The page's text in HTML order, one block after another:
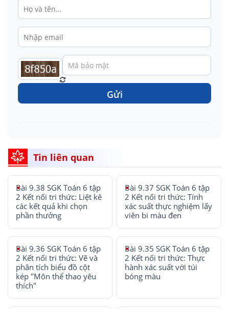
Gửi
Tin liên quan
Bài 9.38 SGK Toán 6 tập
2 Kết nối tri thức: Liệt kê
các kết quả khi chọn
phần thưởng
Bài 9.37 SGK Toán 6 tập
2 Kết nối tri thức: Tính
xác suất thực nghiệm lấy
viên bi màu đen
Bài 9.36 SGK Toán 6 tập
2 Kết nối tri thức: Vẽ và
phân tích biểu đồ cột
kép "Môn thể thao yêu
thích"
Bài 9.35 SGK Toán 6 tập
2 Kết nối tri thức: Thực
hành xác suất với túi
bóng màu